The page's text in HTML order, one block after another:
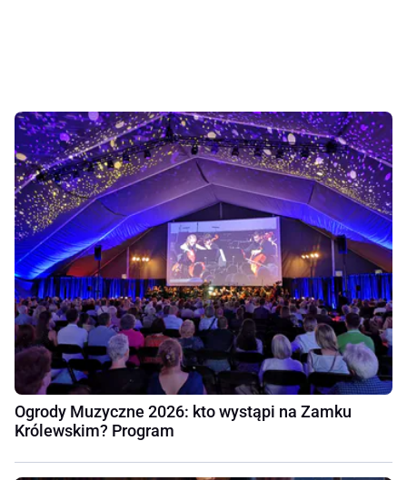
Ogrody Muzyczne 2026: kto wystąpi na Zamku
Królewskim? Program